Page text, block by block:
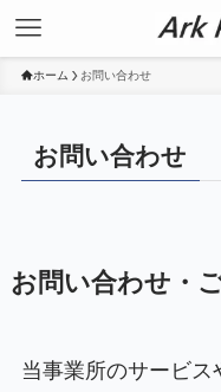
ホーム お問い合わせ
お問い合わせ
お問い合わせ・
当事業所のサービス